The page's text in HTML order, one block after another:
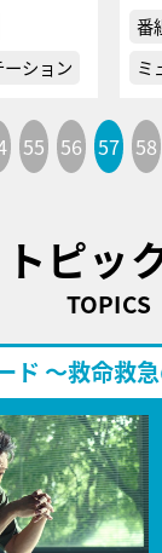
ション
番
ミ
55 56 57 58
トピッ
TOPICS
ド ～救命救